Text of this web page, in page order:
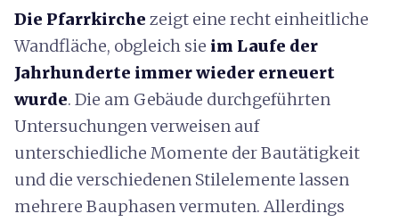
Die Pfarrkirche zeigt eine recht einheitliche
Wandfläche, obgleich sie im Laufe der
Jahrhunderte immer wieder erneuert
wurde. Die am Gebäude durchgeführten
Untersuchungen verweisen auf
unterschiedliche Momente der Bautätigkeit
und die verschiedenen Stilelemente lassen
mehrere Bauphasen vermuten. Allerdings